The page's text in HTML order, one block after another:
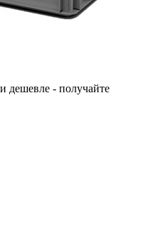
- получайте